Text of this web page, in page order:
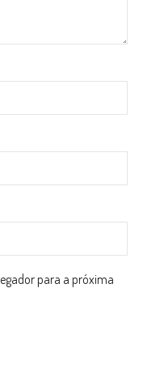
para a próxima